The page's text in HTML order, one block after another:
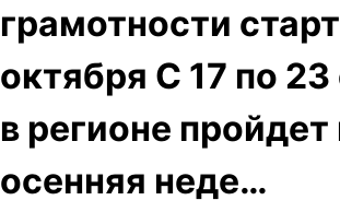
грамотности
октября С 17 по
в регионе пройдет
осенняя неде…